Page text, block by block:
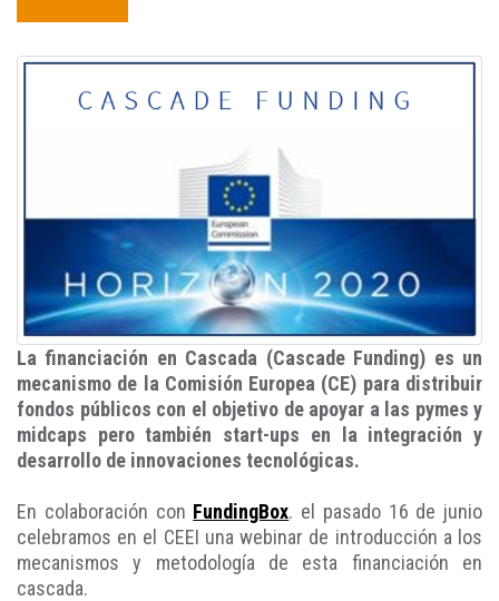
La financiación en Cascada (Cascade Funding) es un
mecanismo de la Comisión Europea (CE) para distribuir
fondos públicos con el objetivo de apoyar a las pymes y
midcaps pero también start-ups en la integración y
desarrollo de innovaciones tecnológicas.
En colaboración con FundingBox. el pasado 16 de junio
celebramos en el CEEI una webinar de introducción a los
mecanismos y metodología de esta financiación en
cascada.